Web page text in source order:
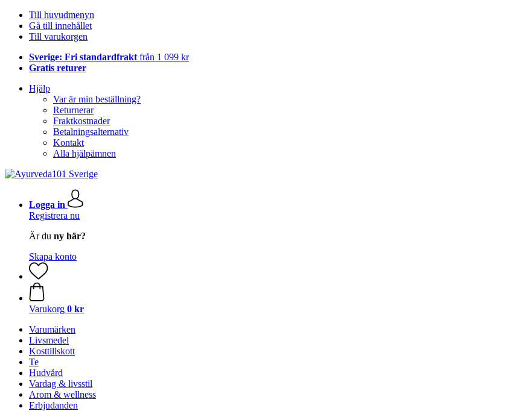
Till huvudmenyn
Gå till innehållet
Till varukorgen
Sverige: Fri standardfrakt från 1 099 kr
Gratis returer
Hjälp
Var är min beställning?
Returnerar
Fraktkostnader
Betalningsalternativ
Kontakt
Alla hjälpämnen
Logga in
Registrera nu
Är du ny här?
Skapa konto
Varukorg 0 kr
Varumärken
Livsmedel
Kosttillskott
Te
Hudvård
Vardag & livsstil
Arom & wellness
Erbjudanden